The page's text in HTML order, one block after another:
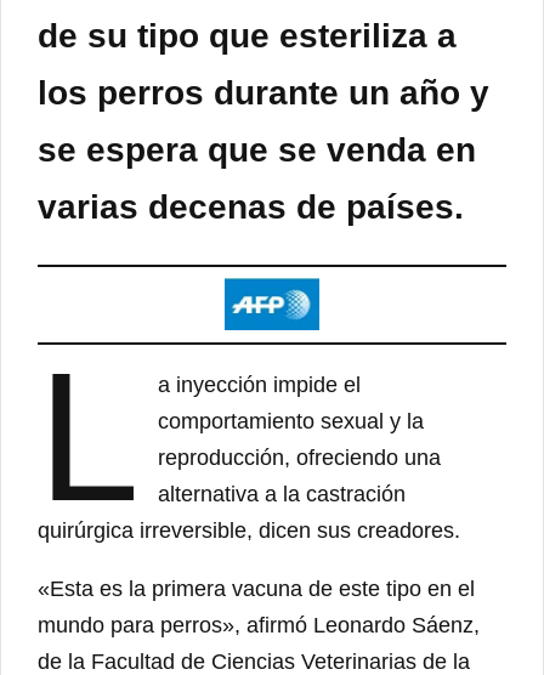
de su tipo que esteriliza a
los perros durante un año y
se espera que se venda en
varias decenas de países.
L
a inyección impide el
comportamiento sexual y la
reproducción, ofreciendo una
alternativa a la castración
quirúrgica irreversible, dicen sus creadores.
«Esta es la primera vacuna de este tipo en el
mundo para perros», afirmó Leonardo Sáenz,
de la Facultad de Ciencias Veterinarias de la